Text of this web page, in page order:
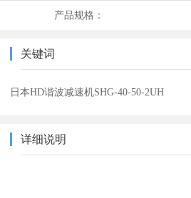
产品规格：
关键词
日本HD谐波减速机SHG-40-50-2UH
详细说明